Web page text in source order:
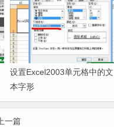
设置Excel2003单元格中的文
本字形
一篇